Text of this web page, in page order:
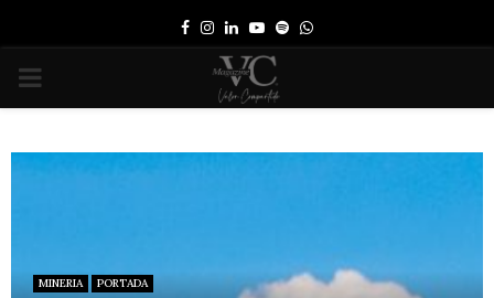
Facebook
Instagram
LinkedinYoutube
SpotifyWhatsapp
PRIMARY
MINERIA PORTADA